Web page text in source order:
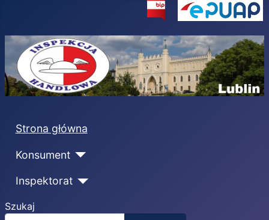
Strona główna
Konsument
Inspektorat
Szukaj